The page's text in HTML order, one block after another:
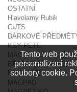
OSTATNÍ
Hlavolamy Rubik
CUTS
DÁRKOVÉ
KEY PETE
MAGNETICKÉ
BETTER BUILDERS
MAGCUBE
MAGPAD
Tento web
personalizaci
soubory cookie.